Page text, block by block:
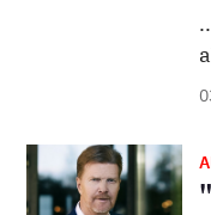
Billede